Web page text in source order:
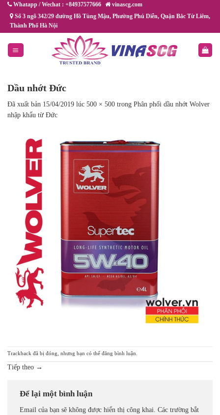
ChuyểnWhatapp / Wechat : +84937577666
vinascg.com
Số 3 ngõ 342/29 đường Hồ Tùng Mậu, Phường Phú Diễn, Quận Bắc Từ Liêm,
Thành Phố Hà Nội
Dầu nhớt Đức
Đã xuất bản 15/04/2019 lúc 500 × 500 trong Phân phối dầu nhớt Wolver
nhập khẩu từ Đức
Trackback đã bị đóng, nhưng bạn có thể đăng bình luận
Tiếp theo →
Để lại một bình luận
Email của bạn sẽ không được hiển thị công khai. Các trường bắt